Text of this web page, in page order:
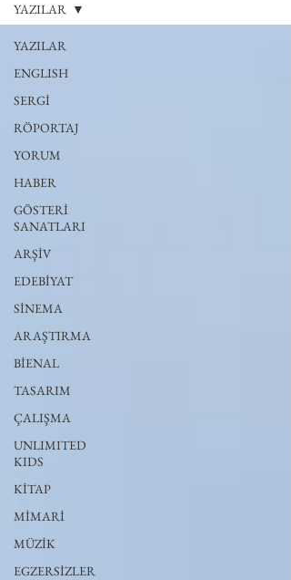
YAZILAR
ENGLISH
SERGİ
RÖPORTAJ
YORUM
HABER
GÖSTERİ
SANATLARI
ARŞİV
EDEBİYAT
SİNEMA
ARAŞTIRMA
BİENAL
TASARIM
ÇALIŞMA
UNLIMITED
KIDS
KİTAP
MİMARİ
MÜZİK
EGZERSİZLER
YAZILAR